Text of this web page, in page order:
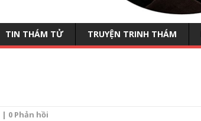
TIN THÁM TỬ TRUYỆN TRINH THÁM
| 0 Phản hồi